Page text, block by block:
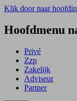
Klik door naar
Hoofdmenu
Privé
Zzp
Zakelijk
Adviseur
Partner